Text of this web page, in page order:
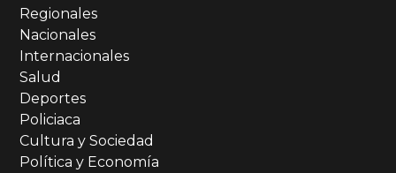
Regionales
Nacionales
Internacionales
Salud
Deportes
Policiaca
Cultura y Sociedad
Política y Economía